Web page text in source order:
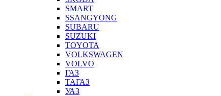
SMART
SSANGYONG
SUBARU
SUZUKI
TOYOTA
VOLKSWAGEN
VOLVO
ГАЗ
ТАГАЗ
УАЗ